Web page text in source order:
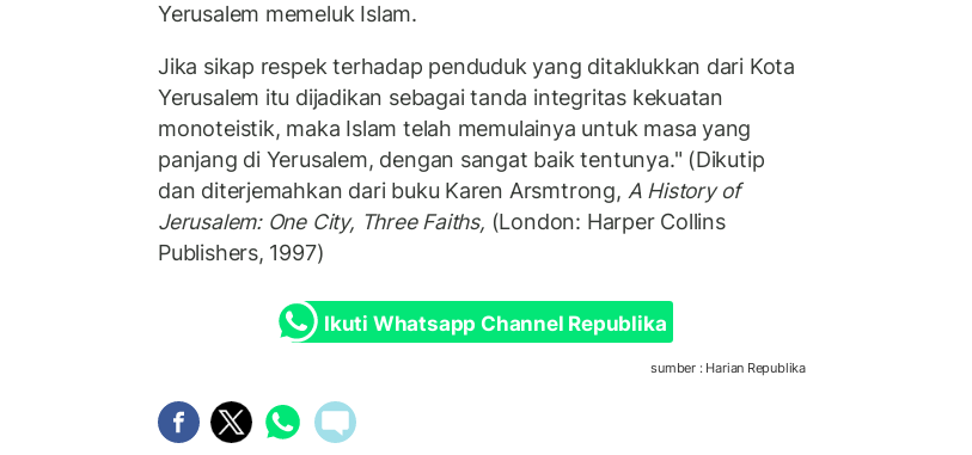
Yerusalem memeluk Islam.
Jika sikap respek terhadap penduduk yang ditaklukkan dari Kota
Yerusalem itu dijadikan sebagai tanda integritas kekuatan
monoteistik, maka Islam telah memulainya untuk masa yang
panjang di Yerusalem, dengan sangat baik tentunya." (Dikutip
dan diterjemahkan dari buku Karen Arsmtrong, A History of
Jerusalem: One City, Three Faiths, (London: Harper Collins
Publishers, 1997)
Ikuti Whatsapp Channel Republika
sumber : Harian Republika